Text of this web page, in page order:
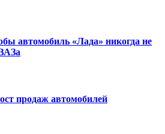
автомобиль «Лада» никогда не
продаж автомобилей